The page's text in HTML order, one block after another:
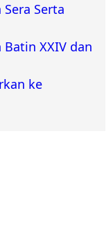
Serta
Batin XXIV dan
ke